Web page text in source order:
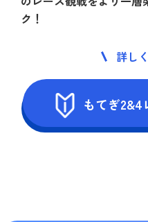
ク！
詳し
もてぎ2&4